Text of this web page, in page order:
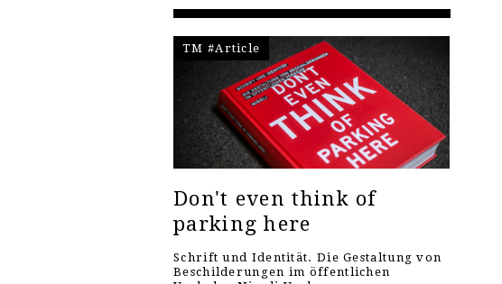
TM #Article
Don't even think of
parking here
Schrift und Identität. Die Gestaltung von
Beschilderungen im öffentlichen